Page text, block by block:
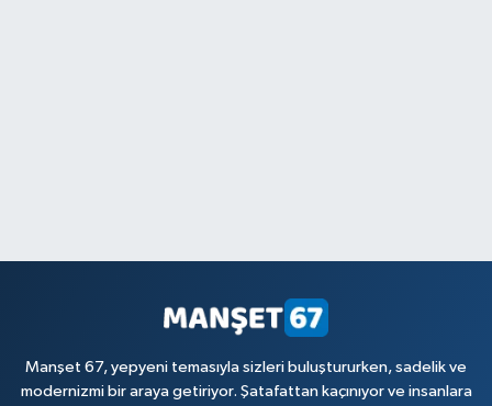
Manşet 67, yepyeni temasıyla sizleri buluştururken, sadelik ve
modernizmi bir araya getiriyor. Şatafattan kaçınıyor ve insanlara